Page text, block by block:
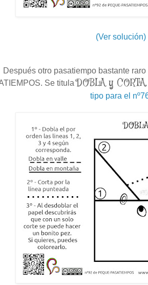
(Ver solución)
Después otro pasatiempo bastante
Se titulaDOBLA y CORTA,
tipo para el